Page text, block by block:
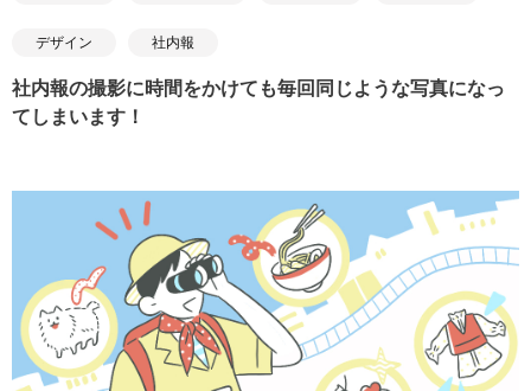
デザイン 社内報
社内報の撮影に時間をかけても毎回同じような写真になっ
てしまいます！